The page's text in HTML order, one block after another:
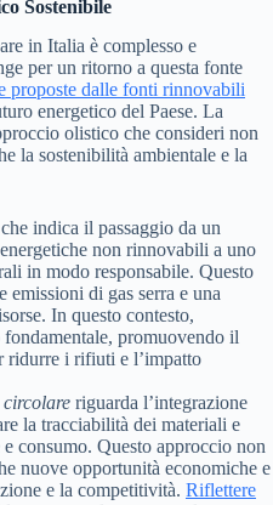
Sostenibile
in Italia è complesso e
per un ritorno a questa fonte
proposte dalle fonti rinnovabili
energetico del Paese. La
olistico che consideri non
la sostenibilità ambientale e la
indica il passaggio da un
non rinnovabili a uno
in modo responsabile. Questo
di gas serra e una
In questo contesto,
promuovendo il
i rifiuti e l’impatto
riguarda l’integrazione
la tracciabilità dei materiali e
consumo. Questo approccio non
nuove opportunità economiche e
e la competitività. Riflettere